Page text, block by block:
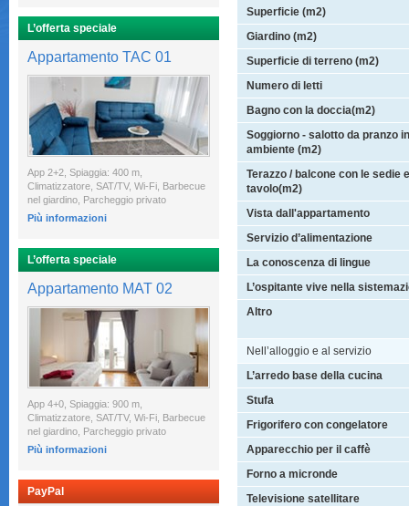
L’offerta speciale
Appartamento TAC 01
App 2+2, Spiaggia: 400 m,
Climatizzatore, SAT/TV, Wi-Fi, Barbecue
nel giardino, Parcheggio privato
Più informazioni
L’offerta speciale
Appartamento MAT 02
App 4+0, Spiaggia: 900 m,
Climatizzatore, SAT/TV, Wi-Fi, Barbecue
nel giardino, Parcheggio privato
Più informazioni
PayPal
Superficie (m2)
Giardino (m2)
Superficie di terreno (m2)
Numero di letti
Bagno con la doccia(m2)
Soggiorno - salotto da pranzo
ambiente (m2)
Terazzo / balcone con le sedie e
tavolo(m2)
Vista dall'appartamento
Servizio d’alimentazione
La conoscenza di lingue
L’ospitante vive nella
Altro
Nell’alloggio e al servizio
L’arredo base della cucina
Stufa
Frigorifero con congelatore
Apparecchio per il caffè
Forno a micronde
Televisione satellitare